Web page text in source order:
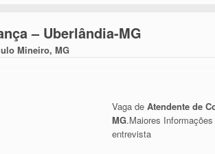
– Uberlândia-MG
Mineiro, MG
Vaga de Atendente de
MG.Maiores
entrevista